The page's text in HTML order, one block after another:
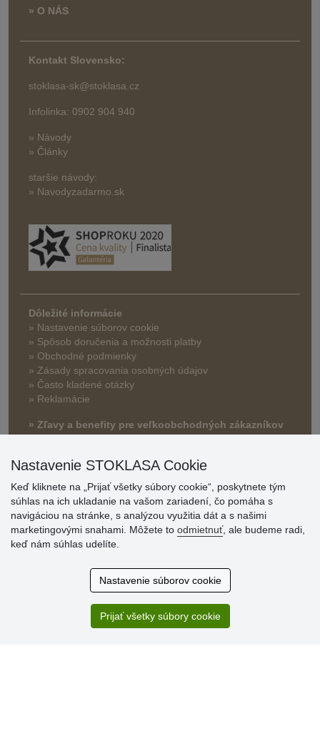
» O NÁS
Kontakt Slovensko:
stoklasa-sk@stoklasa.cz
Infolinka: 0902 904 940
» Návody
» Články
staršie návody:
» Navodyzadarmo.sk
Dôležité informácie
» Nastavenie súborov cookie
» Spôsob doručenia a možnosti platby
» Obchodné podmienky
» Zásady spracovania osobných údajov
» Často kladené otázky
» Reklamácie
» Zľavy a benefity pre veľkoobchodných zákazníkov
zákazníkov
Ústretovosť, pohotovosť. Som spokojná.
Nastavenie STOKLASA Cookie
Keď kliknete na „Prijať všetky súbory cookie“, poskytnete tým
súhlas na ich ukladanie na vašom zariadení, čo pomáha s
navigáciou na stránke, s analýzou využitia dát a s našimi
marketingovými snahami. Môžete to odmietnuť, ale budeme radi,
keď nám súhlas udelíte.
Nastavenie súborov cookie
Prijať všetky súbory cookie